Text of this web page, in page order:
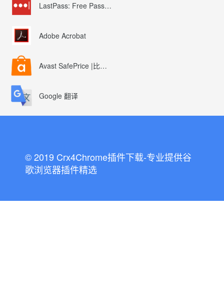
LastPass: Free Password Manager
Adobe Acrobat
Avast SafePrice |比较、交易、优惠券
Google 翻译
© 2019 Crx4Chrome插件下载-专业提供谷
歌浏览器插件精选